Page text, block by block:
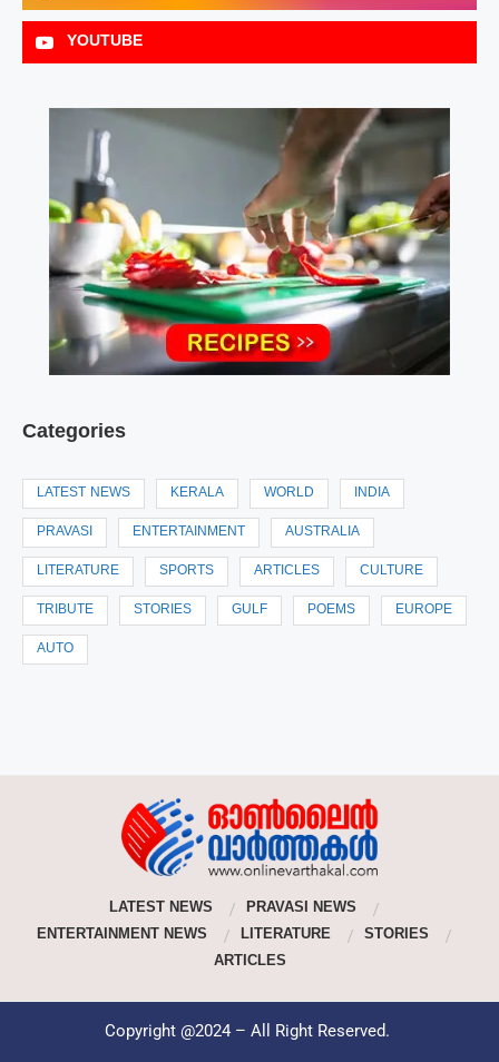
YOUTUBE
Categories
LATEST NEWS KERALA WORLD INDIA
PRAVASI ENTERTAINMENT AUSTRALIA
LITERATURE SPORTS ARTICLES CULTURE
TRIBUTE STORIES GULF POEMS EUROPE
AUTO
LATEST NEWS
PRAVASI NEWS
ENTERTAINMENT NEWS
LITERATURE
STORIES
ARTICLES
Copyright @2024 – All Right Reserved.